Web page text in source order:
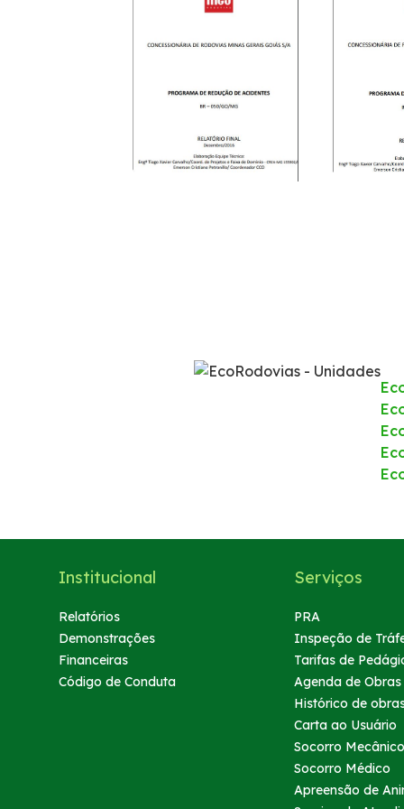
Faixa de Domínio
Compromisso de Regularização Ambiental
Política de Sustentabilidade
Mapa da via
Institucional
Relatórios
Demonstrações
Financeiras
Código de Conduta
Serviços
PRA
Inspeção de
Tarifas de
Agenda de Obras
Histórico de
Carta ao Usuário
Socorro Mecânico
Socorro Médico
Apreensão de